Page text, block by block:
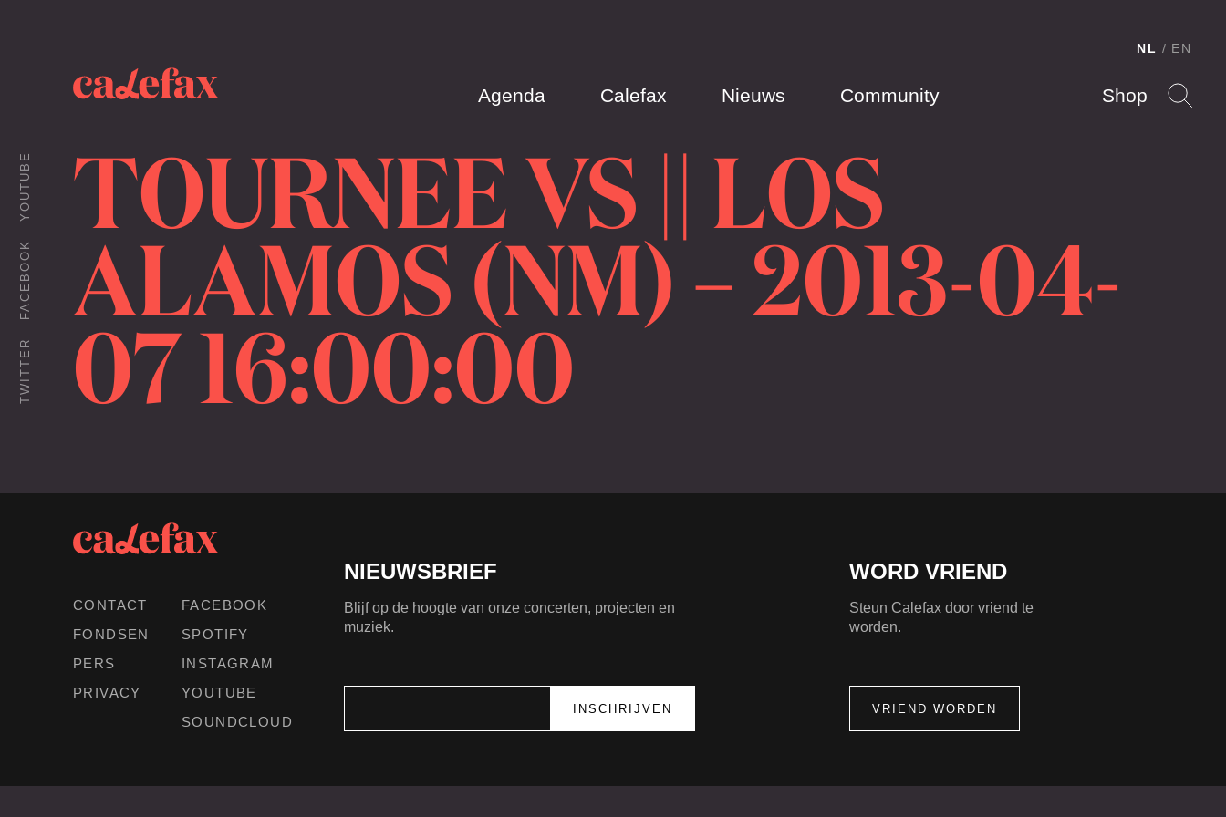
Agenda Calefax Nieuws Community Shop
NL EN
TWITTER
FACEBOOK
YOUTUBE TOURNEE VS || LOS
ALAMOS (NM) – 2013-04-
07 16:00:00
CONTACT
FONDSEN
PERS
PRIVACY
FACEBOOK
SPOTIFY
INSTAGRAM
YOUTUBE
SOUNDCLOUD
NIEUWSBRIEF
Blijf op de hoogte van onze concerten, projecten en
muziek.
WORD VRIEND
Steun Calefax door vriend te
worden.
VRIEND WORDEN